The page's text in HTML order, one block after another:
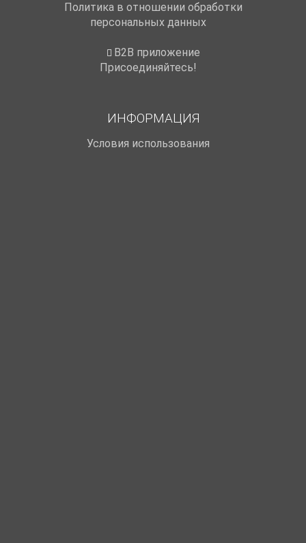
Политика в отношении обработки
персональных данных
B2B приложение
Присоединяйтесь!
ИНФОРМАЦИЯ
Условия использования